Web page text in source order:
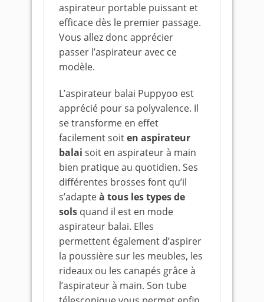
aspirateur portable puissant et
efficace dès le premier passage.
Vous allez donc apprécier
passer l’aspirateur avec ce
modèle.
L’aspirateur balai Puppyoo est
apprécié pour sa polyvalence. Il
se transforme en effet
facilement soiten aspirateur
balai soit en aspirateur à main
bien pratique au quotidien. Ses
différentes brosses font qu’il
s’adapteà tous les types de
sols quand il est en mode
aspirateur balai. Elles
permettent également d’aspirer
la poussière sur les meubles, les
rideaux ou les canapés grâce à
l’aspirateur à main. Son tube